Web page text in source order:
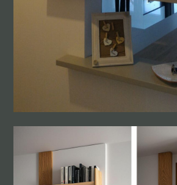
MEZZETTI
SERVIZI